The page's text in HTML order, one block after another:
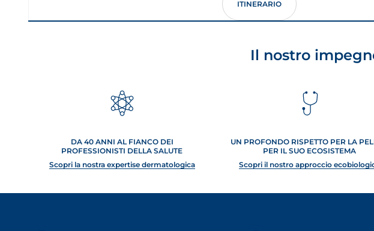
ITINERARIO
Il nostro
DA 40 ANNI AL FIANCO DEI
PROFESSIONISTI DELLA SALUTE
Scopri la nostra expertise dermatologica
UN PROFONDO RISPETTO PER LA
PER IL SUO ECOSISTEMA
Scopri il nostro approccio